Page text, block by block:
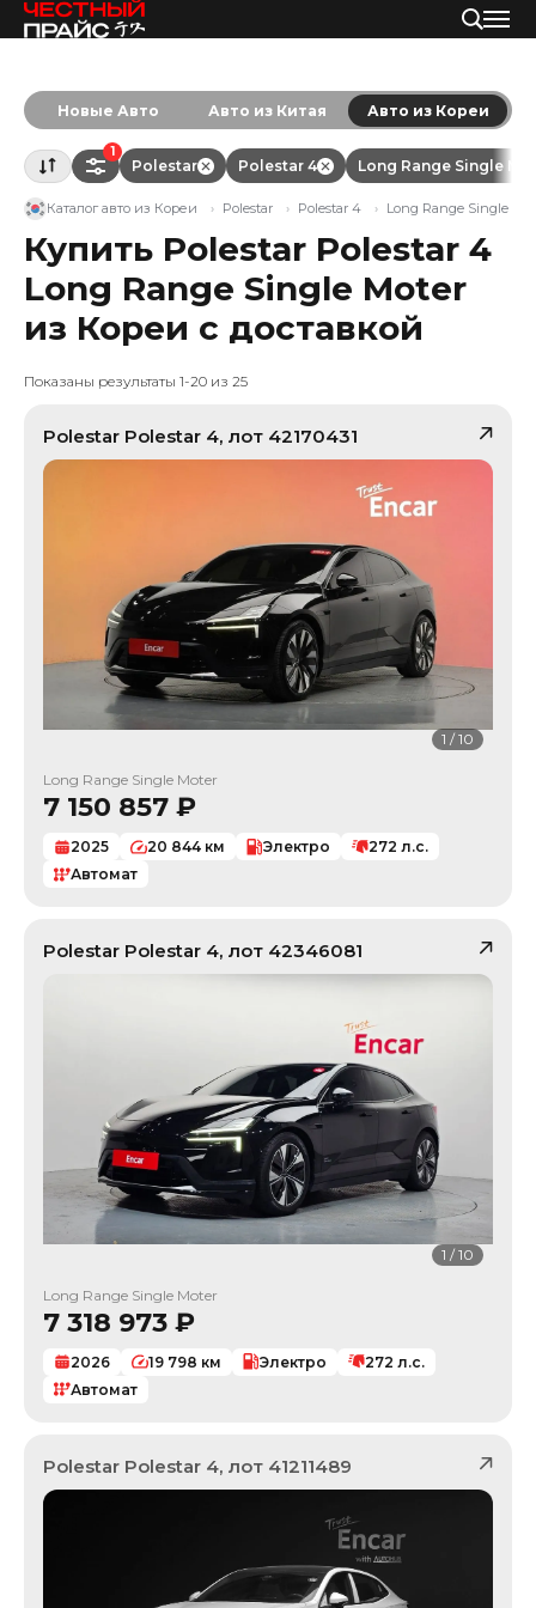
Новые Авто Авто из Китая Авто из Кореи
1
Polestar Polestar 4 Long Range Single
Каталог авто из Кореи Polestar Polestar 4 Long Range Single
Купить Polestar Polestar 4
Long Range Single Moter
из Кореи с доставкой
Показаны результаты 1-20 из 25
Polestar Polestar 4, лот 42170431
1 /10
Long Range Single Moter
7 150 857 ₽
2025 20 844 км Электро 272 л.с.
Автомат
Polestar Polestar 4, лот 42346081
1 /10
Long Range Single Moter
7 318 973 ₽
2026 19 798 км Электро 272 л.с.
Автомат
Polestar Polestar 4, лот 41211489